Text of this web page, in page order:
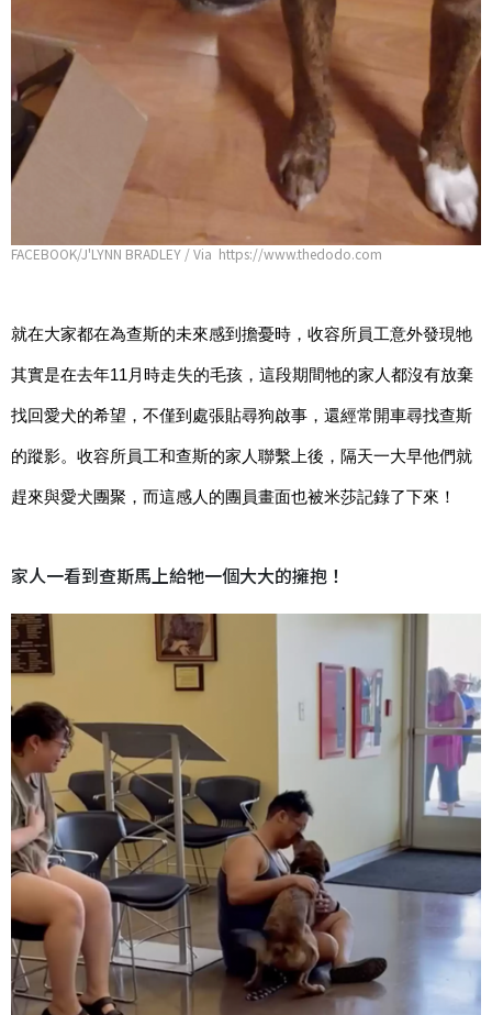
FACEBOOK/J'LYNN BRADLEY / Via https://www.thedodo.com
就在大家都在為查斯的未來感到擔憂時，收容所員工意外發現牠
其實是在去年11月時走失的毛孩，這段期間牠的家人都沒有放棄
找回愛犬的希望，不僅到處張貼尋狗啟事，還經常開車尋找查斯
的蹤影。收容所員工和查斯的家人聯繫上後，隔天一大早他們就
趕來與愛犬團聚，而這感人的團員畫面也被米莎記錄了下來！
家人一看到查斯馬上給牠一個大大的擁抱！